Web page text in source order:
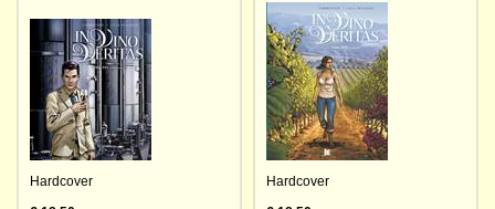
Hardcover
Hardcover